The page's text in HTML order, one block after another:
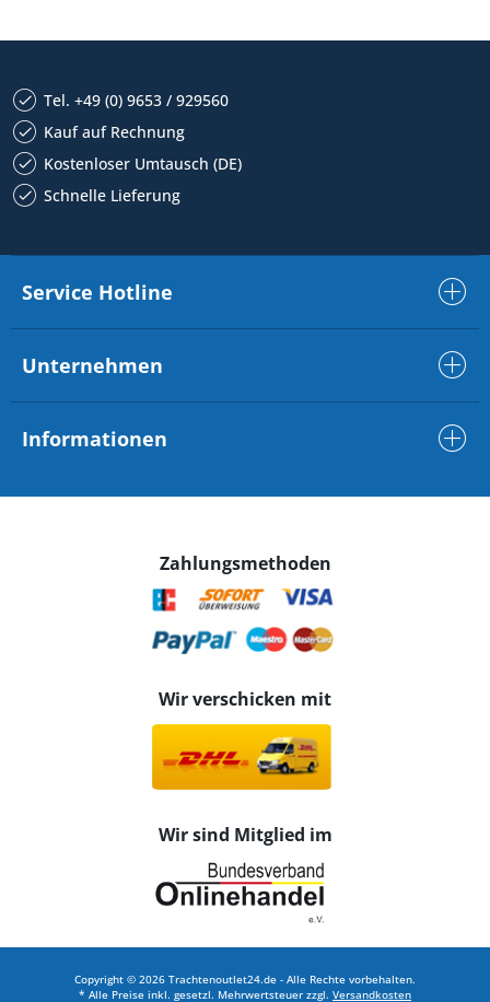
Tel. +49 (0) 9653 / 929560
Kauf auf Rechnung
Kostenloser Umtausch (DE)
Schnelle Lieferung
Service Hotline
Unternehmen
Informationen
Zahlungsmethoden
Wir verschicken mit
Wir sind Mitglied im
Copyright © 2026 Trachtenoutlet24.de - Alle Rechte vorbehalten.
* Alle Preise inkl. gesetzl. Mehrwertsteuer zzgl. Versandkosten